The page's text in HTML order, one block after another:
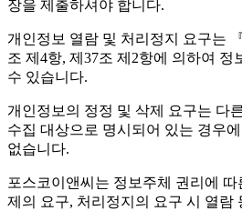
장을 제출하셔야 합니다.
개인정보 열람 및 처리정지 요구는
조 제4항, 제37조 제2항에 의하여 정
수 있습니다.
개인정보의 정정 및 삭제 요구는 다
수집 대상으로 명시되어 있는 경우
없습니다.
포스코이앤씨는 정보주체 권리에 따
제의 요구, 처리정지의 요구 시 열람